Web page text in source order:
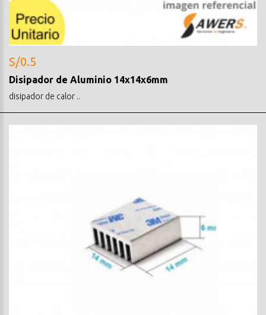
S/0.5
Disipador de Aluminio 14x14x6mm
disipador de calor ..